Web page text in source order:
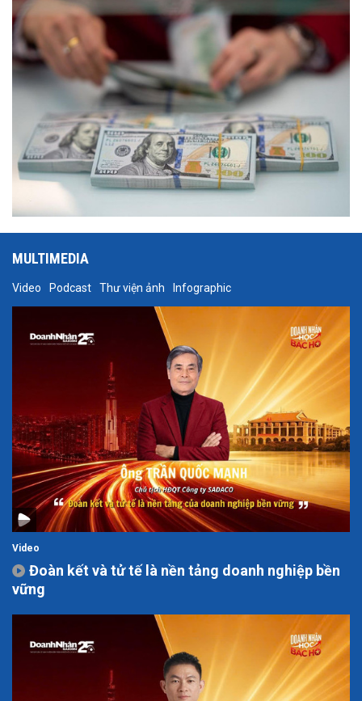
(IMF) vào nguồn hình thành dự trữ ngoại hối quốc gia.
MULTIMEDIA
Video Podcast Thư viện ảnh Infographic
Video
Đoàn kết và tử tế là nền tảng doanh nghiệp bền
vững